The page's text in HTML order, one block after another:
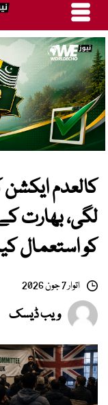
کالعدم
لگی، بھارت
کو استعمال
اتوار 7 جون 2026
ویب ڈیسک